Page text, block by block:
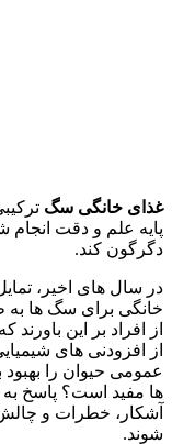
غذای خانگی سگ
پایه‌ علم و دقت انجام
دگرگون کند.
در سال‌ های اخیر،
خانگی برای سگ‌ ها
از افراد بر این
از افزودنی‌ های
عمومی حیوان را بهبود
ها مفید است؟ پاسخ
آشکار، خطرات و چالش‌
شوند.